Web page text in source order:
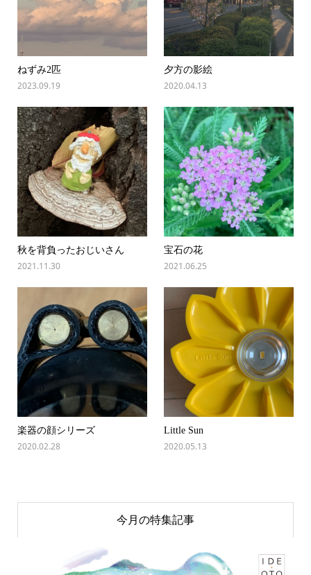
ねずみ2匹
2023.09.19
夕方の影絵
2020.04.13
秋を背負ったおじいさん
2021.11.30
宝石の花
2021.06.25
楽器の顔シリーズ
2020.02.28
Little Sun
2020.05.13
今月の特集記事